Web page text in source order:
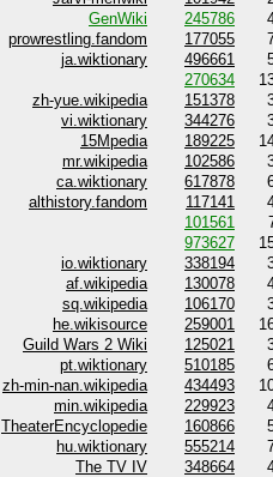
GenWiki 245786
prowrestling.fandom 177055
ja.wiktionary 496661
270634
zh-yue.wikipedia 151378
vi.wiktionary 344276
15Mpedia 189225
mr.wikipedia 102586
ca.wiktionary 617878
althistory.fandom 117141
101561
973627
io.wiktionary 338194
af.wikipedia 130078
sq.wikipedia 106170
he.wikisource 259001
Guild Wars 2 Wiki 125021
pt.wiktionary 510185
zh-min-nan.wikipedia 434493
min.wikipedia 229923
TheaterEncyclopedie 160866
hu.wiktionary 555214
The TV IV 348664